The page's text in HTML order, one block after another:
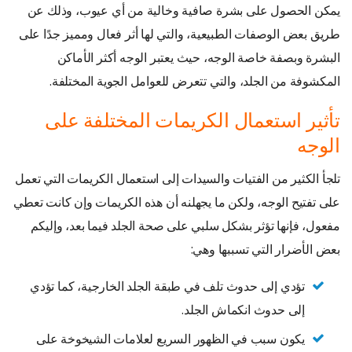
يمكن الحصول على بشرة صافية وخالية من أي عيوب، وذلك عن
طريق بعض الوصفات الطبيعية، والتي لها أثر فعال ومميز جدًا على
البشرة وبصفة خاصة الوجه، حيث يعتبر الوجه أكثر الأماكن
المكشوفة من الجلد، والتي تتعرض للعوامل الجوية المختلفة.
تأثير استعمال الكريمات المختلفة على
الوجه
تلجأ الكثير من الفتيات والسيدات إلى استعمال الكريمات التي تعمل
على تفتيح الوجه، ولكن ما يجهلنه أن هذه الكريمات وإن كانت تعطي
مفعول، فإنها تؤثر بشكل سلبي على صحة الجلد فيما بعد، وإليكم
بعض الأضرار التي تسببها وهي:
تؤدي إلى حدوث تلف في طبقة الجلد الخارجية، كما تؤدي
إلى حدوث انكماش الجلد.
يكون سبب في الظهور السريع لعلامات الشيخوخة على